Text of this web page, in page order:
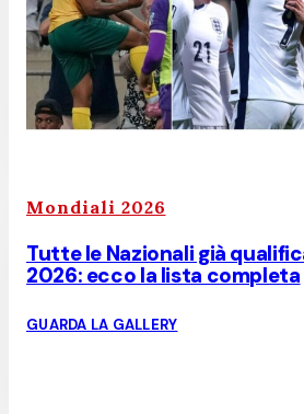
Mondiali 2026
Tutte le Nazionali già
2026: ecco la lista completa
GUARDA LA GALLERY